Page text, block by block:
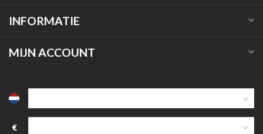
INFORMATIE
MIJN ACCOUNT
€